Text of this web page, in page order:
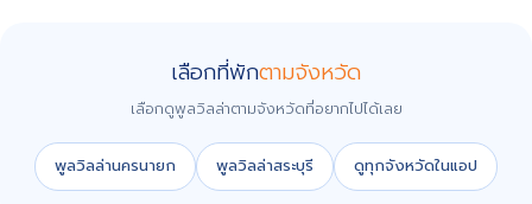
เลือกที่พักตามจังหวัด
เลือกดูพูลวิลล่าตามจังหวัดที่อยากไปได้เลย
พูลวิลล่านครนายก พูลวิลล่าสระบุรี ดูทุกจังหวัดในแอป